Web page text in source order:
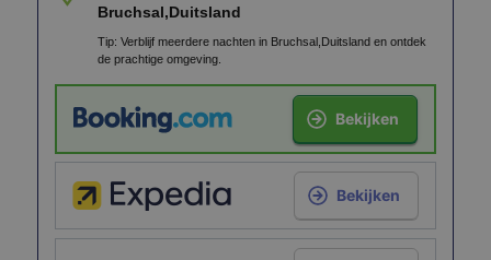
Bruchsal,Duitsland
Tip: Verblijf meerdere nachten in Bruchsal,Duitsland en ontdek
de prachtige omgeving.
Bekijken
Bekijken